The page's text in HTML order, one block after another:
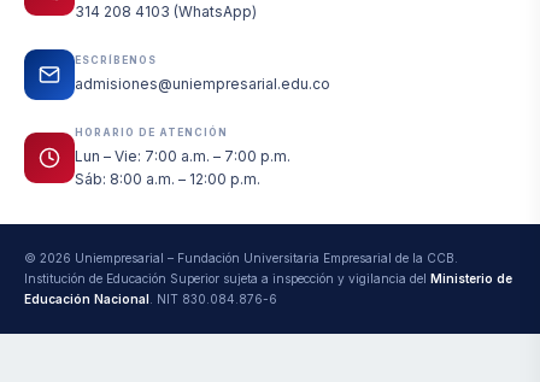
314 208 4103 (WhatsApp)
ESCRÍBENOS
admisiones@uniempresarial.edu.co
HORARIO DE ATENCIÓN
Lun – Vie: 7:00 a.m. – 7:00 p.m.
Sáb: 8:00 a.m. – 12:00 p.m.
© 2026 Uniempresarial – Fundación Universitaria Empresarial de la CCB.
Institución de Educación Superior sujeta a inspección y vigilancia del Ministerio de
Educación Nacional . NIT 830.084.876-6